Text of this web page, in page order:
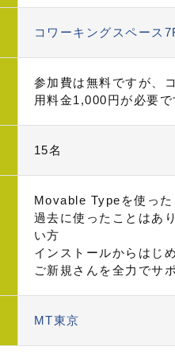
コワーキングスペース
参加費は無料ですが、
用料金1,000円が必要で
15名
Movable Typeを使った
過去に使ったことはあ
い方
インストールからはじ
ご新規さんを全力でサ
MT東京